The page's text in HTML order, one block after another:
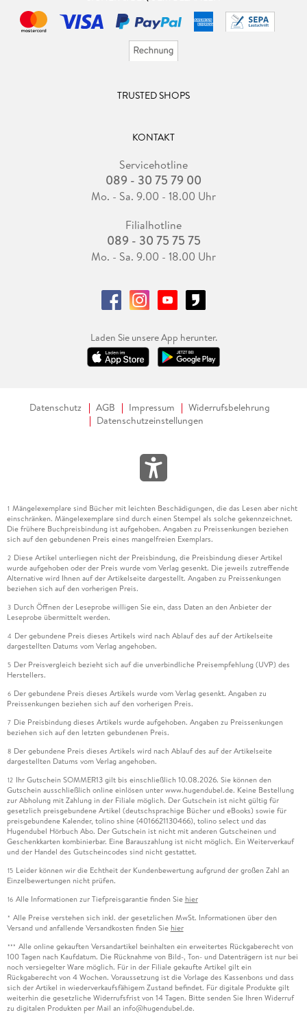
TRUSTED SHOPS
KONTAKT
Servicehotline
089 - 30 75 79 00
Mo. - Sa. 9.00 - 18.00 Uhr
Filialhotline
089 - 30 75 75 75
Mo. - Sa. 9.00 - 18.00 Uhr
Laden Sie unsere App herunter.
Datenschutz AGB Impressum
Widerrufsbelehrung
Datenschutzeinstellungen
1 Mängelexemplare sind Bücher mit leichten Beschädigungen, die das Lesen aber nicht
einschränken. Mängelexemplare sind durch einen Stempel als solche gekennzeichnet.
Die frühere Buchpreisbindung ist aufgehoben. Angaben zu Preissenkungen beziehen
sich auf den gebundenen Preis eines mangelfreien Exemplars.
2 Diese Artikel unterliegen nicht der Preisbindung, die Preisbindung dieser Artikel
wurde aufgehoben oder der Preis wurde vom Verlag gesenkt. Die jeweils zutreffende
Alternative wird Ihnen auf der Artikelseite dargestellt. Angaben zu Preissenkungen
beziehen sich auf den vorherigen Preis.
3 Durch Öffnen der Leseprobe willigen Sie ein, dass Daten an den Anbieter der
Leseprobe übermittelt werden.
4 Der gebundene Preis dieses Artikels wird nach Ablauf des auf der Artikelseite
dargestellten Datums vom Verlag angehoben.
5 Der Preisvergleich bezieht sich auf die unverbindliche Preisempfehlung (UVP) des
Herstellers.
6 Der gebundene Preis dieses Artikels wurde vom Verlag gesenkt. Angaben zu
Preissenkungen beziehen sich auf den vorherigen Preis.
7 Die Preisbindung dieses Artikels wurde aufgehoben. Angaben zu Preissenkungen
beziehen sich auf den letzten gebundenen Preis.
8 Der gebundene Preis dieses Artikels wird nach Ablauf des auf der Artikelseite
dargestellten Datums vom Verlag angehoben.
12 Ihr Gutschein SOMMER13 gilt bis einschließlich 10.08.2026. Sie können den
Gutschein ausschließlich online einlösen unter www.hugendubel.de. Keine Bestellung
zur Abholung mit Zahlung in der Filiale möglich. Der Gutschein ist nicht gültig für
gesetzlich preisgebundene Artikel (deutschsprachige Bücher und eBooks) sowie für
preisgebundene Kalender, tolino shine (4016621130466), tolino select und das
Hugendubel Hörbuch Abo. Der Gutschein ist nicht mit anderen Gutscheinen und
Geschenkkarten kombinierbar. Eine Barauszahlung ist nicht möglich. Ein Weiterverkauf
und der Handel des Gutscheincodes sind nicht gestattet.
15 Leider können wir die Echtheit der Kundenbewertung aufgrund der großen Zahl an
Einzelbewertungen nicht prüfen.
16 Alle Informationen zur Tiefpreisgarantie finden Sie hier
* Alle Preise verstehen sich inkl. der gesetzlichen MwSt. Informationen über den
Versand und anfallende Versandkosten finden Sie hier
*** Alle online gekauften Versandartikel beinhalten ein erweitertes Rückgaberecht von
100 Tagen nach Kaufdatum. Die Rücknahme von Bild-, Ton- und Datenträgern ist nur bei
noch versiegelter Ware möglich. Für in der Filiale gekaufte Artikel gilt ein
Rückgaberecht von 4 Wochen. Voraussetzung ist die Vorlage des Kassenbons und dass
sich der Artikel in wiederverkaufsfähigem Zustand befindet. Für digitale Produkte gilt
weiterhin die gesetzliche Widerrufsfrist von 14 Tagen. Bitte senden Sie Ihren Widerruf
zu digitalen Produkten per Mail an info@hugendubel.de.